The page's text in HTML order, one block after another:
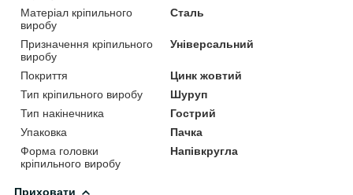
Матеріал кріпильного
виробу
Сталь
Призначення кріпильного
виробу
Універсальний
Покриття
Цинк жовтий
Тип кріпильного виробу
Шуруп
Тип накінечника
Гострий
Упаковка
Пачка
Форма головки
кріпильного виробу
Напівкругла
Приховати